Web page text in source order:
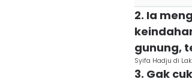
2. Ia
gunung,
Syifa Hadju di
3. Gak